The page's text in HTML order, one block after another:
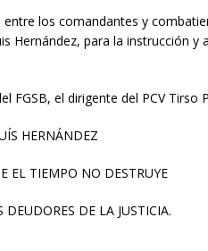
los comandantes y
Hernández, para la instrucción y
FGSB, el dirigente del PCV Tirso
HERNÁNDEZ
EL TIEMPO NO DESTRUYE
DE LA JUSTICIA.